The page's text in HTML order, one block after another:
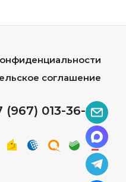
соглашение
(967) 013-36-96